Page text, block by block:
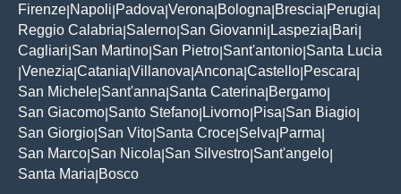
Firenze Napoli Padova Verona Bologna Brescia Perugia
Reggio Calabria Salerno San Giovanni Laspezia Bari
Cagliari San Martino San Pietro Sant'antonio Santa Lucia
Venezia Catania Villanova Ancona Castello Pescara
San Michele Sant'anna Santa Caterina Bergamo
San Giacomo Santo Stefano Livorno Pisa San Biagio
San Giorgio San Vito Santa Croce Selva Parma
San Marco San Nicola San Silvestro Sant'angelo
Santa Maria Bosco